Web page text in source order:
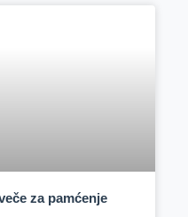
za pamćenje